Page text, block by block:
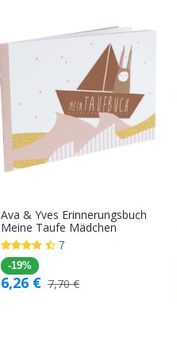
In den
Warenkorb
Ava & Yves Erinnerungsbuch
Meine Taufe Mädchen
7
-19%
6,26€ 7,70€